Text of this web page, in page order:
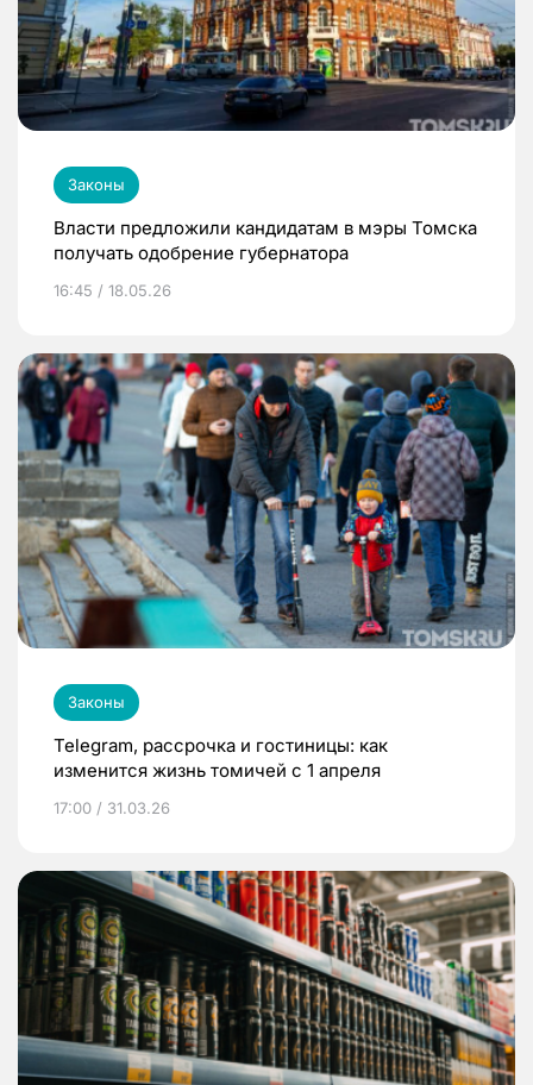
Законы
Власти предложили кандидатам в мэры Томска
получать одобрение губернатора
16:45 / 18.05.26
Законы
Telegram, рассрочка и гостиницы: как
изменится жизнь томичей с 1 апреля
17:00 / 31.03.26